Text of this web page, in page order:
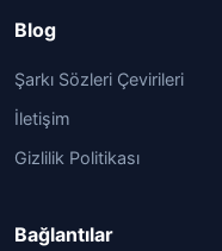
Blog
Şarkı Sözleri Çevirileri
İletişim
Gizlilik Politikası
Bağlantılar